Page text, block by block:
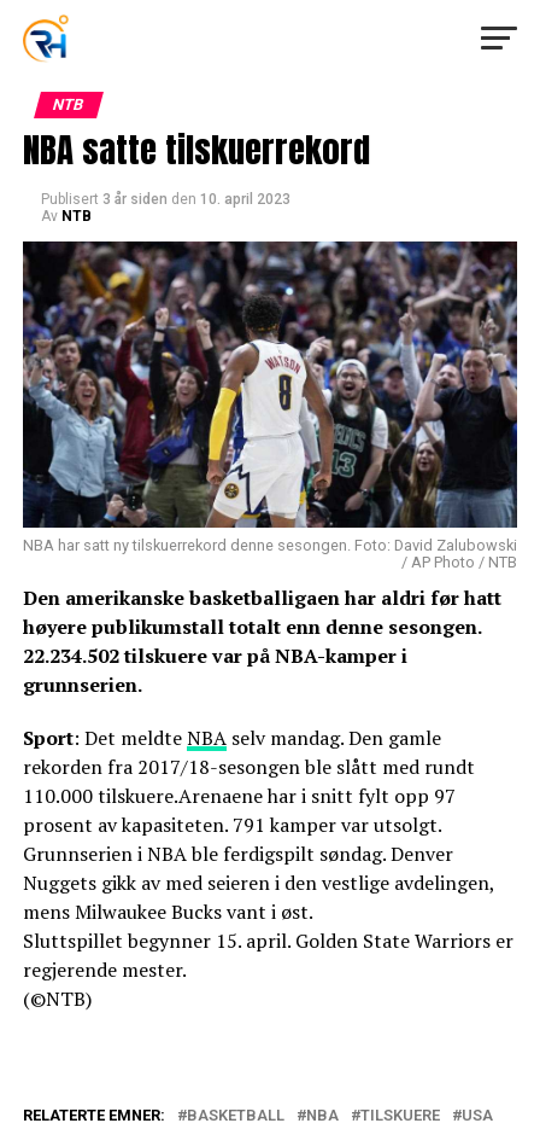
NTB
NBA satte tilskuerrekord
Publisert 3 år siden den 10. april 2023
Av NTB
NBA har satt ny tilskuerrekord denne sesongen. Foto: David Zalubowski
/ AP Photo / NTB
Den amerikanske basketballigaen har aldri før hatt
høyere publikumstall totalt enn denne sesongen.
22.234.502 tilskuere var på NBA-kamper i
grunnserien.
Sport: Det meldteNBAselv mandag. Den gamle
rekorden fra 2017/18-sesongen ble slått med rundt
110.000 tilskuere.Arenaene har i snitt fylt opp 97
prosent av kapasiteten. 791 kamper var utsolgt.
Grunnserien i NBA ble ferdigspilt søndag. Denver
Nuggets gikk av med seieren i den vestlige avdelingen,
mens Milwaukee Bucks vant i øst.
Sluttspillet begynner 15. april. Golden State Warriors er
regjerende mester.
(©NTB)
RELATERTE EMNER: BASKETBALL NBA TILSKUERE USA